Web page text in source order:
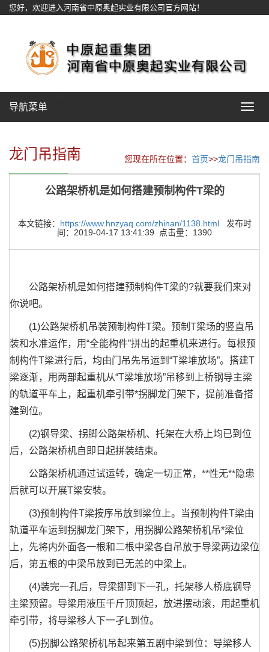
您好，欢迎进入河南省中原奥起实业有限公司官方网站！
Toggle
导航菜单
龙门吊指南 您现在所在位置： 首页>>龙门吊指南
公路架桥机是如何搭建预制构件T梁的
本文链接： https://www.hnzyaq.com/zhinan/1138.html发布时
间：2019-04-17 13:41:39 点击量：1390
公路架桥机是如何搭建预制构件T梁的?就要我们来对
你说吧。
(1)公路架桥机吊装预制构件T梁。预制T梁场的竖直吊
装和水准运作，用“全能构件”拼出的起重机来进行。每根预
制构件T梁进行后，均由门吊先吊运到“T梁堆放场”。搭建T
梁逐渐，用两部起重机从“T梁堆放场”吊移到上桥钢导主梁
的轨道平车上，起重机牵引带*拐脚龙门架下，提前准备搭
建到位。
(2)钢导梁、拐脚公路架桥机、托架在大桥上均已到位
后，公路架桥机自即日起拼装结束。
公路架桥机通过试运转，确定一切正常，**性无**隐患
后就可以开展T梁安裝。
(3)预制构件T梁按序吊放到梁位上。当预制构件T梁由
轨道平车运到拐脚龙门架下，用拐脚公路架桥机吊*梁位
上，先将内外面各一根和二根中梁各自吊放于导梁两边梁位
后，第五根的中梁吊放到已无恙的中梁上。
(4)装完一孔后，导梁挪到下一孔，托架移人桥底钢导
主梁预留。导梁用液压千斤顶顶起，放进摆动滚，用起重机
牵引带，将导梁移人下一孑L到位。
(5)拐脚公路架桥机吊起来第五剧中梁到位：导梁移人